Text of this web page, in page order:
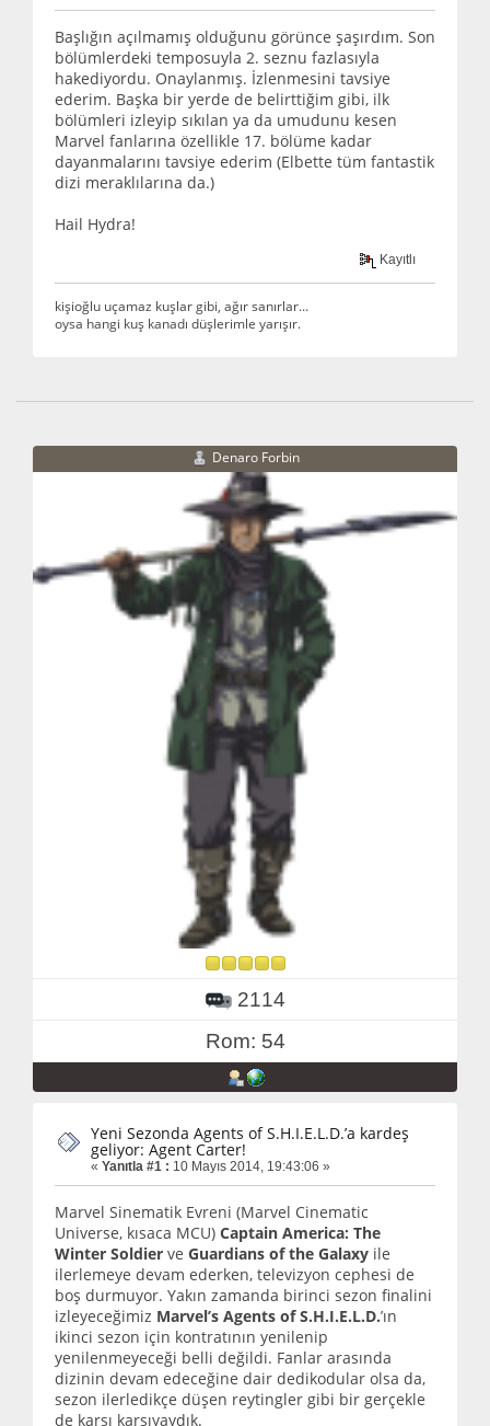
Başlığın açılmamış olduğunu görünce şaşırdım. Son
bölümlerdeki temposuyla 2. seznu fazlasıyla
hakediyordu. Onaylanmış. İzlenmesini tavsiye
ederim. Başka bir yerde de belirttiğim gibi, ilk
bölümleri izleyip sıkılan ya da umudunu kesen
Marvel fanlarına özellikle 17. bölüme kadar
dayanmalarını tavsiye ederim (Elbette tüm fantastik
dizi meraklılarına da.)
Hail Hydra!
Kayıtlı
kişioğlu uçamaz kuşlar gibi, ağır sanırlar...
oysa hangi kuş kanadı düşlerimle yarışır.
Denaro Forbin
2114
Rom: 54
Yeni Sezonda Agents of S.H.I.E.L.D.’a kardeş
geliyor: Agent Carter!
« Yanıtla #1 : 10 Mayıs 2014, 19:43:06 »
Marvel Sinematik Evreni (Marvel Cinematic
Universe, kısaca MCU) Captain America: The
Winter Soldier ve Guardians of the Galaxy ile
ilerlemeye devam ederken, televizyon cephesi de
boş durmuyor. Yakın zamanda birinci sezon finalini
izleyeceğimiz Marvel’s Agents of S.H.I.E.L.D.’ın
ikinci sezon için kontratının yenilenip
yenilenmeyeceği belli değildi. Fanlar arasında
dizinin devam edeceğine dair dedikodular olsa da,
sezon ilerledikçe düşen reytingler gibi bir gerçekle
de karşı karşıyaydık.